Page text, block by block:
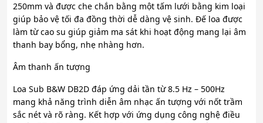
250mm và được che chắn bằng một tấm lưới bằng kim loại
giúp bảo vệ tối đa đồng thời dễ dàng vệ sinh. Đế loa được
làm từ cao su giúp giảm ma sát khi hoạt động mang lại âm
thanh bay bổng, nhẹ nhàng hơn.
Âm thanh ấn tượng
Loa Sub B&W DB2D đáp ứng dải tần từ 8.5 Hz – 500Hz
mang khả năng trình diễn âm nhạc ấn tượng với nốt trầm
sắc nét và rõ ràng. Kết hợp với ứng dụng công nghệ điều